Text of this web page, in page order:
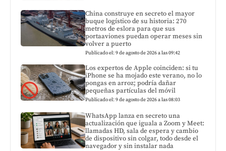
China construye en secreto el mayor
buque logístico de su historia: 270
metros de eslora para que sus
portaaviones puedan operar meses sin
volver a puerto
Publicado el: 9 de agosto de 2026 a las 09:42
Los expertos de Apple coinciden: si tu
iPhone se ha mojado este verano, no lo
pongas en arroz; podría dañar
pequeñas partículas del móvil
Publicado el: 9 de agosto de 2026 a las 08:03
WhatsApp lanza en secreto una
actualización que iguala a Zoom y Meet:
llamadas HD, sala de espera y cambio
de dispositivo sin colgar, todo desde el
navegador y sin instalar nada